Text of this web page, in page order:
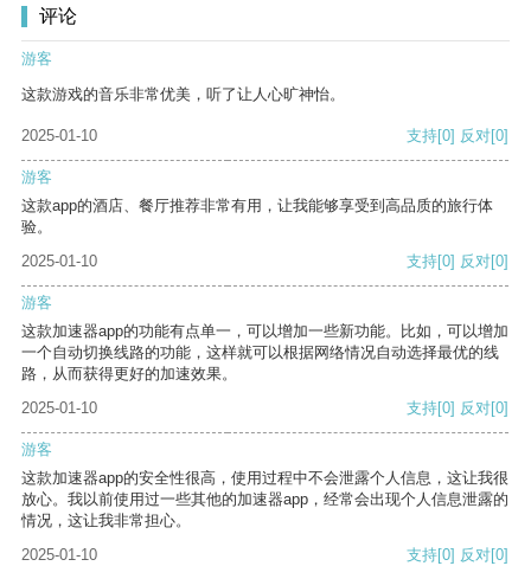
评论
游客
这款游戏的音乐非常优美，听了让人心旷神怡。
2025-01-10 支持[0] 反对[0]
游客
这款app的酒店、餐厅推荐非常有用，让我能够享受到高品质的旅行体
验。
2025-01-10
支持[0] 反对[0]
游客
这款加速器app的功能有点单一，可以增加一些新功能。比如，可以增加
一个自动切换线路的功能，这样就可以根据网络情况自动选择最优的线
路，从而获得更好的加速效果。
2025-01-10
支持[0] 反对[0]
游客
这款加速器app的安全性很高，使用过程中不会泄露个人信息，这让我很
放心。我以前使用过一些其他的加速器app，经常会出现个人信息泄露的
情况，这让我非常担心。
2025-01-10
支持[0] 反对[0]